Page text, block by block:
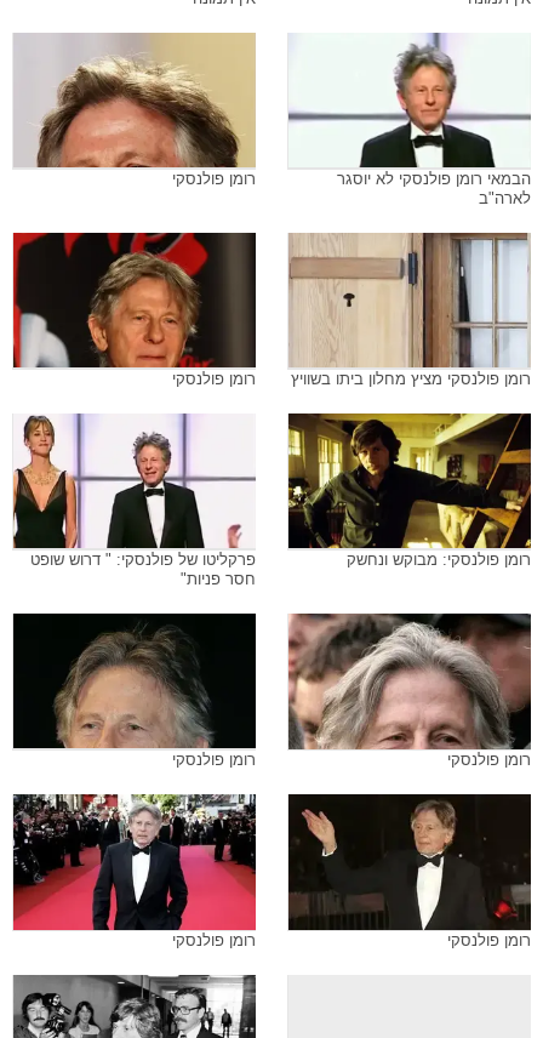
הבמאי רומן פולנסקי לא יוסגר
לארה"ב
רומן פולנסקי
רומן פולנסקי מציץ מחלון ביתו בשוויץ רומן פולנסקי
רומן פולנסקי: מבוקש ונחשק
פרקליטו של פולנסקי: " דרוש שופט
חסר פניות"
רומן פולנסקי רומן פולנסקי
רומן פולנסקי רומן פולנסקי